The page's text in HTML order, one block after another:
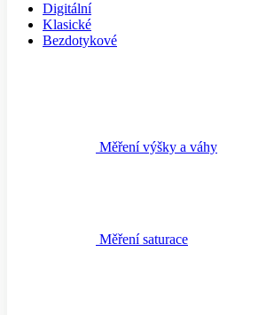
Digitální
Klasické
Bezdotykové
Měření výšky a váhy
Měření saturace